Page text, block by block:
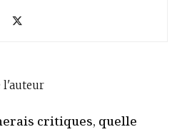
l'auteur
critiques, quelle